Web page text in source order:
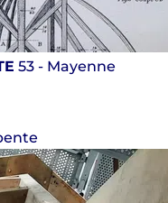
53 - Mayenne